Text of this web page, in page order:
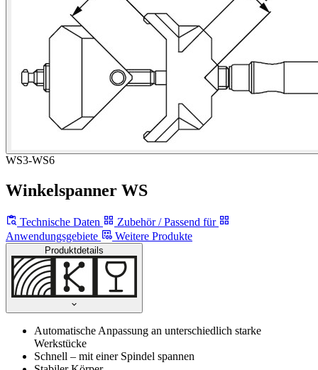
WS3-WS6
Winkelspanner WS
Technische Daten
Zubehör / Passend für
Anwendungsgebiete
Weitere Produkte
Produktdetails
Automatische Anpassung an unterschiedlich starke
Werkstücke
Schnell – mit einer Spindel spannen